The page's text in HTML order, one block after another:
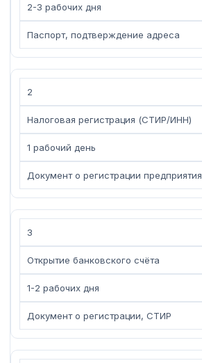
2-3 рабочих дня
Паспорт, подтверждение адреса
2
Налоговая регистрация (СТИР/ИНН)
1 рабочий день
Документ о регистрации предприятия
3
Открытие банковского счёта
1-2 рабочих дня
Документ о регистрации, СТИР